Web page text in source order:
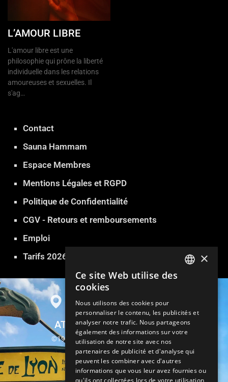
L’AMOUR LIBRE
L'amour libre est une
philosophie qui prône la liberté
individuelle dans les relations
amoureuses et sexuelles. Il
s'ag…
Contact
Sauna Hammam
Espace Membres
Mentions Légales et RGPD
Politique de Confidentialité
CGV - Retours et remboursements
Emploi
Tarifs 2026
ATLANTIDE SAUNA PARIS
©1999-2026 Atlantide Sauna Hammam
13, rue Parrot 75012 Paris
Métro Gare de Lyon
FRENCH
GERMAN
ITALIAN
SPANISH
TURKISH
×
Ce site Web utilise des
cookies
Nous utilisons des cookies pour
personnaliser le contenu, les publicités et
analyser notre trafic. Nous partageons
également des informations sur votre
utilisation de notre site avec nos
partenaires de publicité et d'analyse qui
peuvent les combiner avec d'autres
informations que vous leur avez fournies ou
qu'ils ont collectées lors de votre utilisation